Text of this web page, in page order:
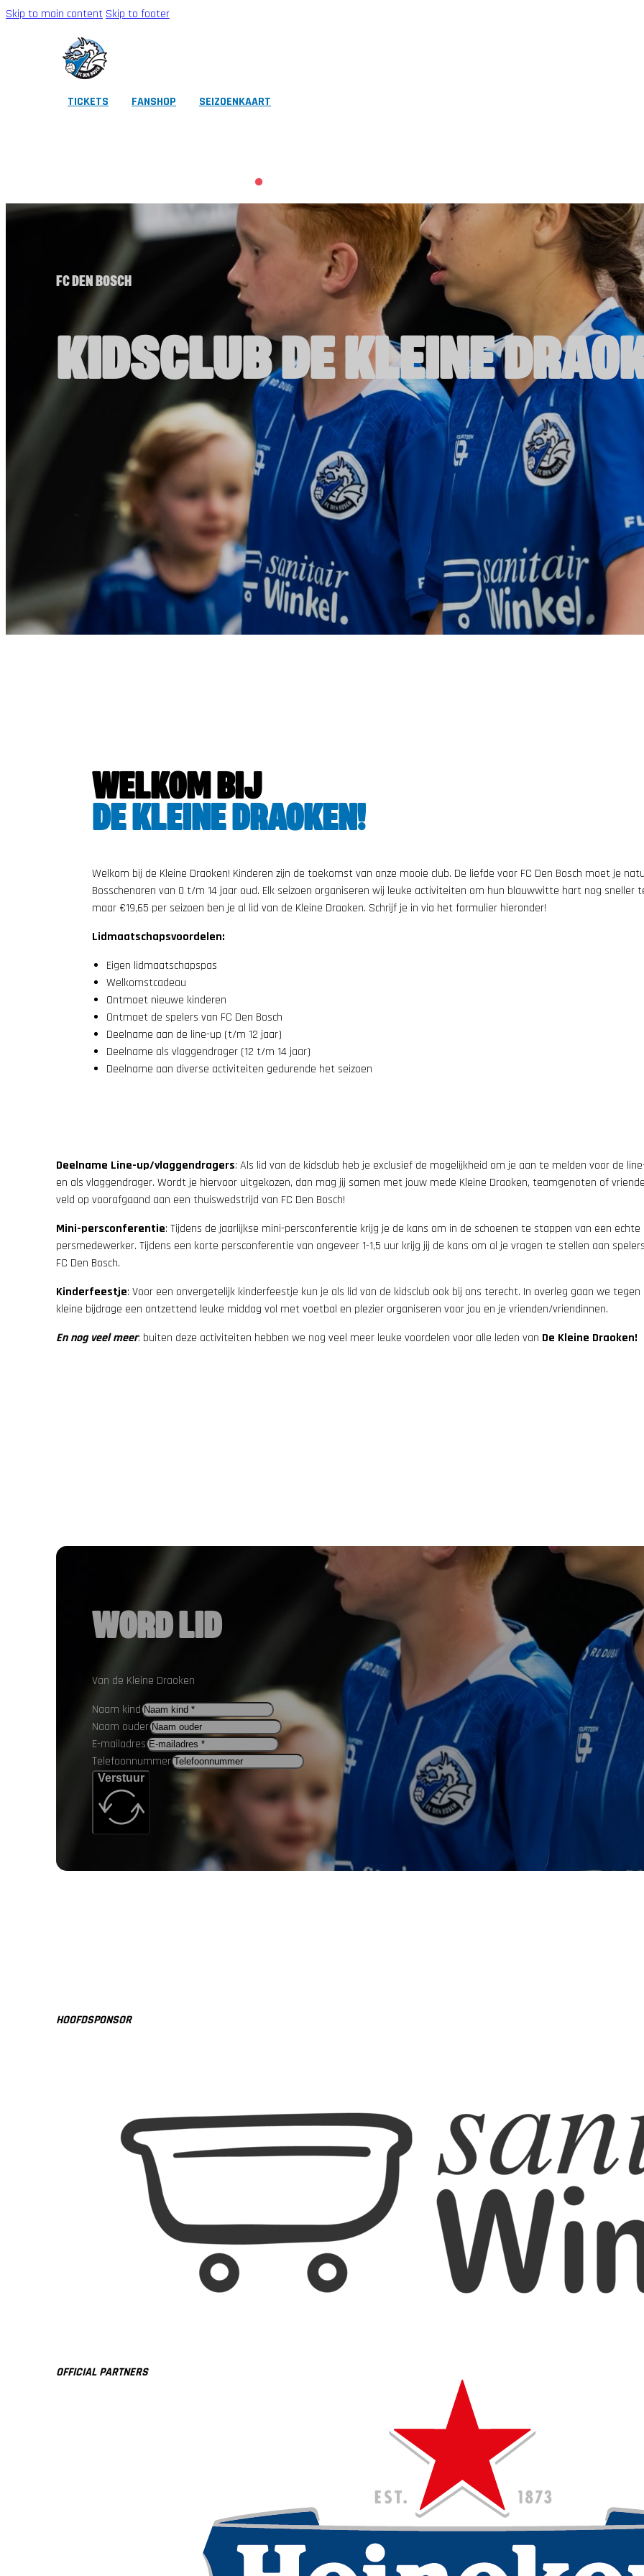
Skip to main content Skip to footer
TICKETS FANSHOP
SEIZOENKAART
FC DEN BOSCH
KIDSCLUB DE KLEINE
WELKOM BIJ
DE KLEINE DRAOKEN!
Welkom bij de Kleine Draoken! Kinderen zijn de toekomst van onze mooie club. De liefde voor FC Den Bosch moet je
Bosschenaren van 0 t/m 14 jaar oud. Elk seizoen organiseren wij leuke activiteiten om hun blauwwitte hart nog
maar €19,65 per seizoen ben je al lid van de Kleine Draoken. Schrijf je in via het formulier hieronder!
Lidmaatschapsvoordelen:
Eigen lidmaatschapspas
Welkomstcadeau
Ontmoet nieuwe kinderen
Ontmoet de spelers van FC Den Bosch
Deelname aan de line-up (t/m 12 jaar)
Deelname als vlaggendrager (12 t/m 14 jaar)
Deelname aan diverse activiteiten gedurende het seizoen
Deelname Line-up/vlaggendragers: Als lid van de kidsclub heb je exclusief de mogelijkheid om je aan te melden voor de
en als vlaggendrager. Wordt je hiervoor uitgekozen, dan mag jij samen met jouw mede Kleine Draoken, teamgenoten of
veld op voorafgaand aan een thuiswedstrijd van FC Den Bosch!
Mini-persconferentie: Tijdens de jaarlijkse mini-persconferentie krijg je de kans om in de schoenen te stappen van een echte
persmedewerker. Tijdens een korte persconferentie van ongeveer 1-1,5 uur krijg jij de kans om al je vragen te stellen aan
FC Den Bosch.
Kinderfeestje: Voor een onvergetelijk kinderfeestje kun je als lid van de kidsclub ook bij ons terecht. In overleg gaan we tegen
kleine bijdrage een ontzettend leuke middag vol met voetbal en plezier organiseren voor jou en je vrienden/vriendinnen.
En nog veel meer: buiten deze activiteiten hebben we nog veel meer leuke voordelen voor alle leden van De Kleine Draoken!
WORD LID
Van de Kleine Draoken
Naam kind
Naam ouder
E-mailadres
Telefoonnummer
Verstuur
HOOFDSPONSOR
OFFICIAL PARTNERS